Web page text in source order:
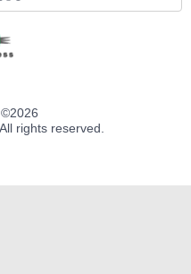
©2026
rights reserved.